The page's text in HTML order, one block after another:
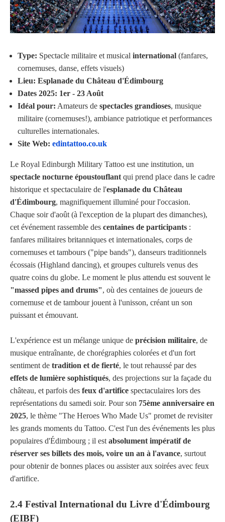
Type: Spectacle militaire et musical international (fanfares,
cornemuses, danse, effets visuels)
Lieu: Esplanade du Château d'Édimbourg
Dates 2025: 1er - 23 Août
Idéal pour: Amateurs de spectacles grandioses, musique
militaire (cornemuses!), ambiance patriotique et performances
culturelles internationales.
Site Web: edintattoo.co.uk
Le Royal Edinburgh Military Tattoo est une institution, un
spectacle nocturne époustouflant qui prend place dans le cadre
historique et spectaculaire de l'esplanade du Château
d'Édimbourg, magnifiquement illuminé pour l'occasion.
Chaque soir d'août (à l'exception de la plupart des dimanches),
cet événement rassemble des centaines de participants :
fanfares militaires britanniques et internationales, corps de
cornemuses et tambours ("pipe bands"), danseurs traditionnels
écossais (Highland dancing), et groupes culturels venus des
quatre coins du globe. Le moment le plus attendu est souvent le
"massed pipes and drums", où des centaines de joueurs de
cornemuse et de tambour jouent à l'unisson, créant un son
puissant et émouvant.
L'expérience est un mélange unique de précision militaire, de
musique entraînante, de chorégraphies colorées et d'un fort
sentiment de tradition et de fierté, le tout rehaussé par des
effets de lumière sophistiqués, des projections sur la façade du
château, et parfois des feux d'artifice spectaculaires lors des
représentations du samedi soir. Pour son 75ème anniversaire en
2025, le thème "The Heroes Who Made Us" promet de revisiter
les grands moments du Tattoo. C'est l'un des événements les plus
populaires d'Édimbourg ; il est absolument impératif de
réserver ses billets des mois, voire un an à l'avance, surtout
pour obtenir de bonnes places ou assister aux soirées avec feux
d'artifice.
2.4 Festival International du Livre d'Édimbourg
(EIBF)